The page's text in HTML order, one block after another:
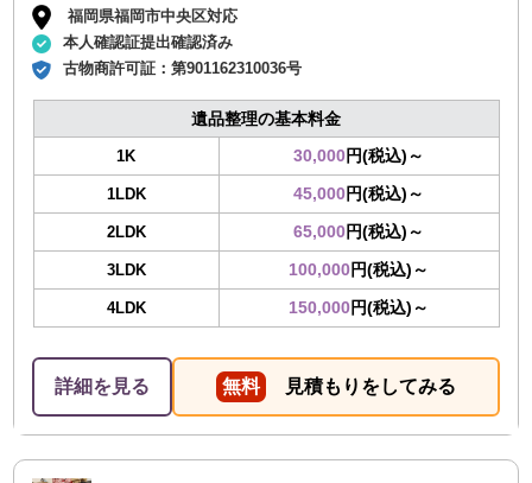
福岡県福岡市中央区対応
本人確認証提出確認済み
古物商許可証：第901162310036号
遺品整理の基本料金
1K 30,000円(税込)～
1LDK 45,000円(税込)～
2LDK 65,000円(税込)～
3LDK 100,000円(税込)～
4LDK 150,000円(税込)～
詳細を見る 無料 見積もりをしてみる